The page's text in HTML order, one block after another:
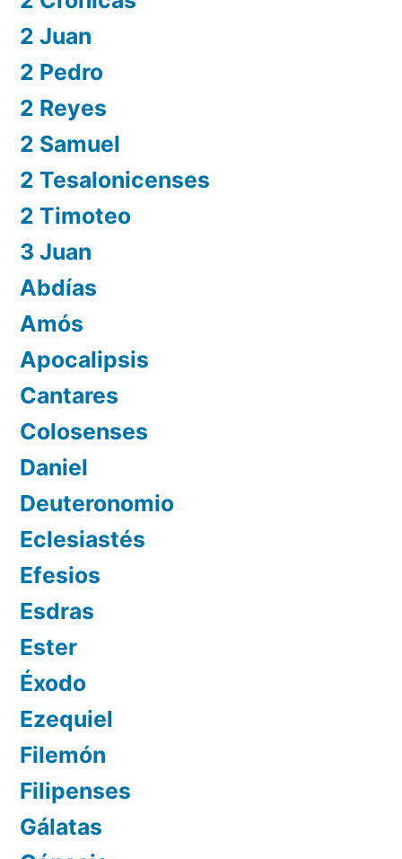
2 Juan
2 Pedro
2 Reyes
2 Samuel
2 Tesalonicenses
2 Timoteo
3 Juan
Abdías
Amós
Apocalipsis
Cantares
Colosenses
Daniel
Deuteronomio
Eclesiastés
Efesios
Esdras
Ester
Éxodo
Ezequiel
Filemón
Filipenses
Gálatas